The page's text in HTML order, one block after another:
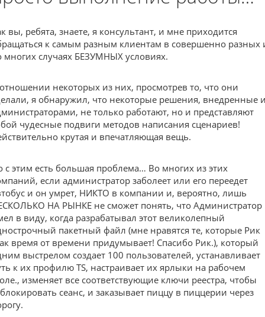
вы, ребята, знаете, я консультант, и мне приходится
к самым разным клиентам в совершенно разных
многих случаях БЕЗУМНЫХ условиях.
некоторых из них, просмотрев то, что они
я обнаружил, что некоторые решения, внедренные
не только работают, но и представляют
чудесные подвиги методов написания сценариев!
крутая и впечатляющая вещь.
с этим есть большая проблема… Во многих из этих
если администратор заболеет или его переедет
и он умрет, НИКТО в компании и, вероятно, лишь
НА РЫНКЕ не сможет понять, что Администратор
в виду, когда разрабатывал этот великолепный
пакетный файл (мне нравятся те, которые Рик
время от времени придумывает! Спасибо Рик.), который
выстрелом создает 100 пользователей, устанавливает
к их профилю TS, настраивает их ярлыки на рабочем
изменяет все соответствующие ключи реестра, чтобы
сеанс, и заказывает пиццу в пиццерии через